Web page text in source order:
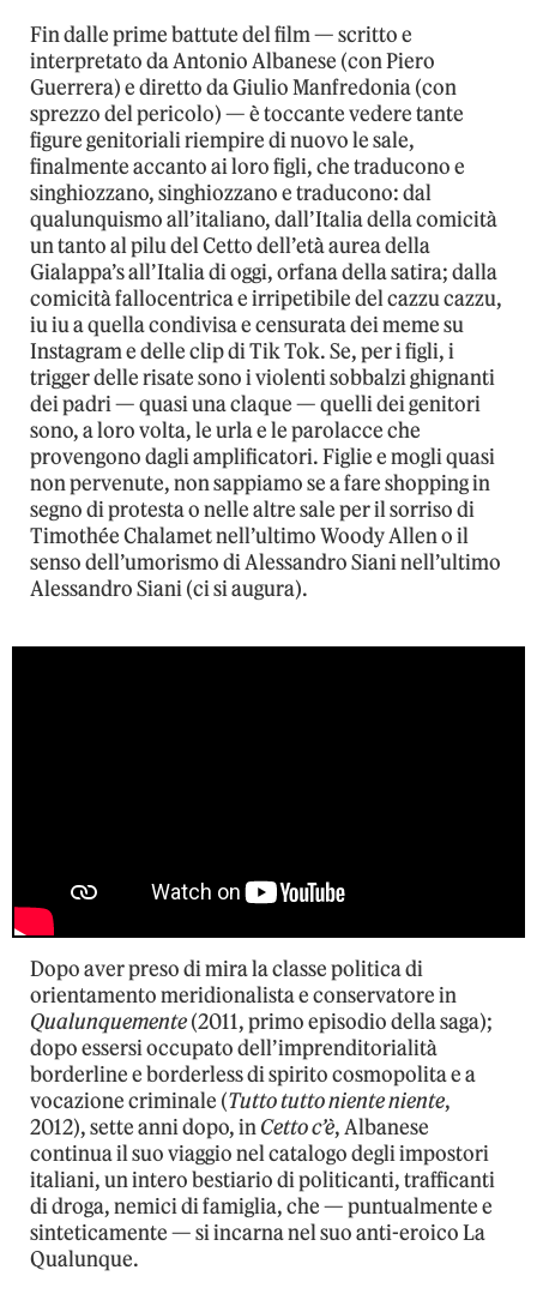
Fin dalle prime battute del film — scritto e
interpretato da Antonio Albanese (con Piero
Guerrera) e diretto da Giulio Manfredonia (con
sprezzo del pericolo) — è toccante vedere tante
figure genitoriali riempire di nuovo le sale,
finalmente accanto ai loro figli, che traducono e
singhiozzano, singhiozzano e traducono: dal
qualunquismo all’italiano, dall’Italia della comicità
un tanto al pilu del Cetto dell’età aurea della
Gialappa’s all’Italia di oggi, orfana della satira; dalla
comicità fallocentrica e irripetibile del cazzu cazzu,
iu iu a quella condivisa e censurata dei meme su
Instagram e delle clip di Tik Tok. Se, per i figli, i
trigger delle risate sono i violenti sobbalzi ghignanti
dei padri — quasi una claque — quelli dei genitori
sono, a loro volta, le urla e le parolacce che
provengono dagli amplificatori. Figlie e mogli quasi
non pervenute, non sappiamo se a fare shopping in
segno di protesta o nelle altre sale per il sorriso di
Timothée Chalamet nell’ultimo Woody Allen o il
senso dell’umorismo di Alessandro Siani nell’ultimo
Alessandro Siani (ci si augura).
Dopo aver preso di mira la classe politica di
orientamento meridionalista e conservatore in
Qualunquemente(2011, primo episodio della saga);
dopo essersi occupato dell’imprenditorialità
borderline e borderless di spirito cosmopolita e a
vocazione criminale (Tutto tutto niente niente,
2012), sette anni dopo, inCetto c’è, Albanese
continua il suo viaggio nel catalogo degli impostori
italiani, un intero bestiario di politicanti, trafficanti
di droga, nemici di famiglia, che — puntualmente e
sinteticamente — si incarna nel suo anti-eroico La
Qualunque.